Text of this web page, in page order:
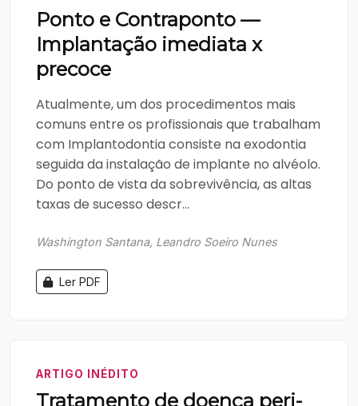
Ponto e Contraponto —
Implantação imediata x
precoce
Atualmente, um dos procedimentos mais
comuns entre os profissionais que trabalham
com Implantodontia consiste na exodontia
seguida da instalação de implante no alvéolo.
Do ponto de vista da sobrevivência, as altas
taxas de sucesso descr...
Washington Santana, Leandro Soeiro Nunes
Ler PDF
ARTIGO INÉDITO
Tratamento de doença peri-